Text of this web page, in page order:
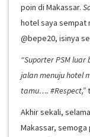
poin di Makassar.
hotel saya sempat
@bepe20, isinya
“Suporter PSM
jalan menuju hotel
tamu…. #Respect,”
Akhir sekali,
Makassar,